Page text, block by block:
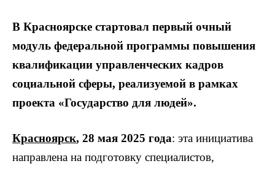
В Красноярске стартовал первый очный
модуль федеральной программы повышения
квалификации управленческих кадров
социальной сферы, реализуемой в рамках
проекта «Государство для людей».
Красноярск, 28 мая 2025 года: эта инициатива
направлена на подготовку специалистов,